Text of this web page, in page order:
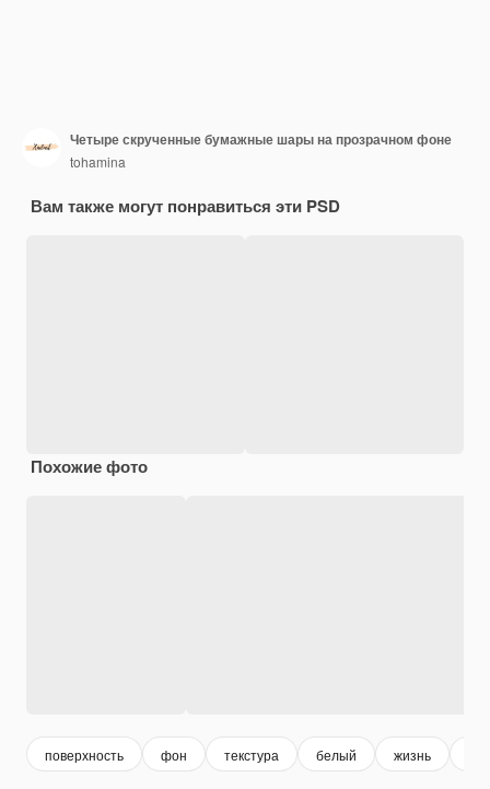
Четыре скрученные бумажные шары на прозрачном фоне
tohamina
Вам также могут понравиться эти PSD
Похожие фото
поверхность фон текстура белый жизнь